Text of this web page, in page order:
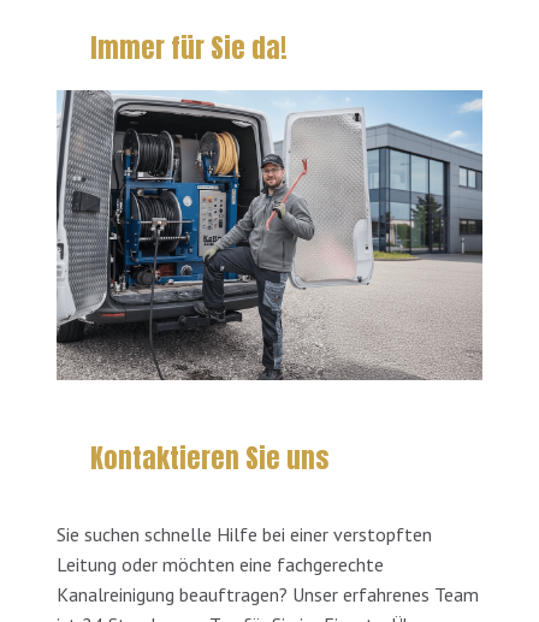
Immer für Sie da!
Kontaktieren Sie uns
Sie suchen schnelle Hilfe bei einer verstopften
Leitung oder möchten eine fachgerechte
Kanalreinigung beauftragen? Unser erfahrenes Team